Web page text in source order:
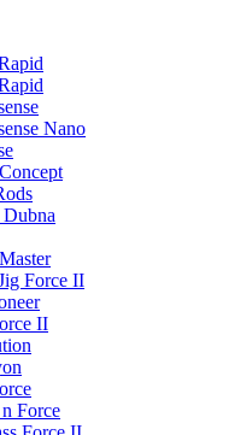
Nano
Dubna
Force II
II
Force